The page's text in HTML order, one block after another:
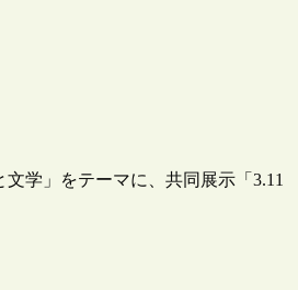
学」をテーマに、共同展示「3.11